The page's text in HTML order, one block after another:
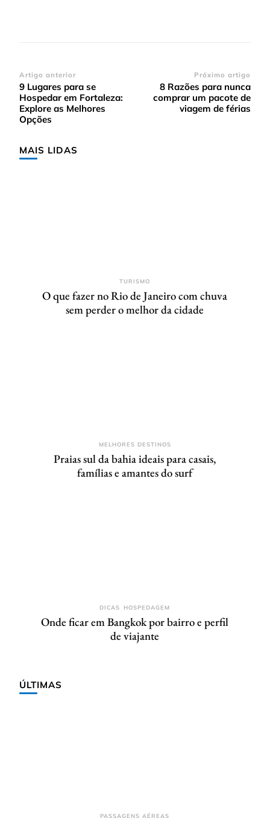
Navegação
de
post
Artigo anterior
9 Lugares para se
Hospedar em Fortaleza:
Explore as Melhores
Opções
Próximo artigo
8 Razões para nunca
comprar um pacote de
viagem de férias
MAIS LIDAS
TURISMO
O que fazer no Rio de Janeiro com chuva
sem perder o melhor da cidade
MELHORES DESTINOS
Praias sul da bahia ideais para casais,
famílias e amantes do surf
DICAS HOSPEDAGEM
Onde ficar em Bangkok por bairro e perfil
de viajante
ÚLTIMAS
PASSAGENS AÉREAS